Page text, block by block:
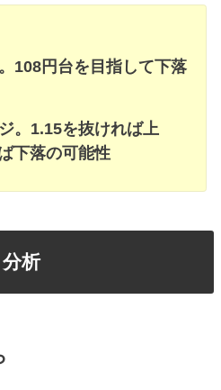
108円台を目指して下落
。1.15を抜ければ上
下落の可能性
析